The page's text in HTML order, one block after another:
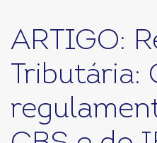
ARTIGO:
Tributária: